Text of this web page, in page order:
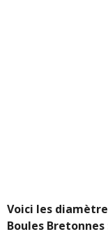
Voici les
Boules Bretonnes